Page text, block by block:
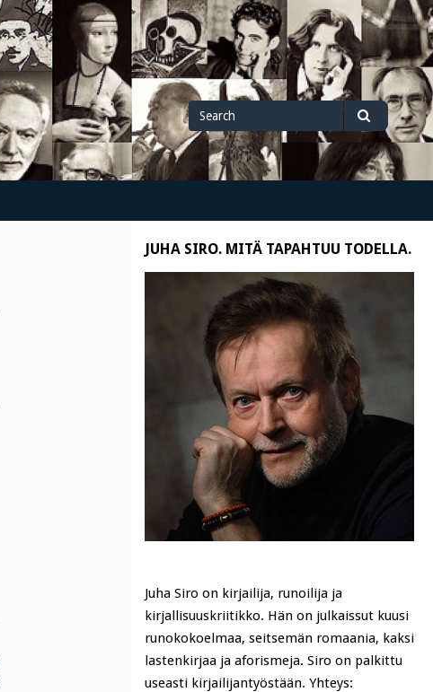
Search
for
Search
JUHA SIRO. MITÄ TAPAHTUU TODELLA.
Juha Siro on kirjailija, runoilija ja
kirjallisuuskriitikko. Hän on julkaissut kuusi
runokokoelmaa, seitsemän romaania, kaksi
lastenkirjaa ja aforismeja. Siro on palkittu
useasti kirjailijantyöstään. Yhteys: